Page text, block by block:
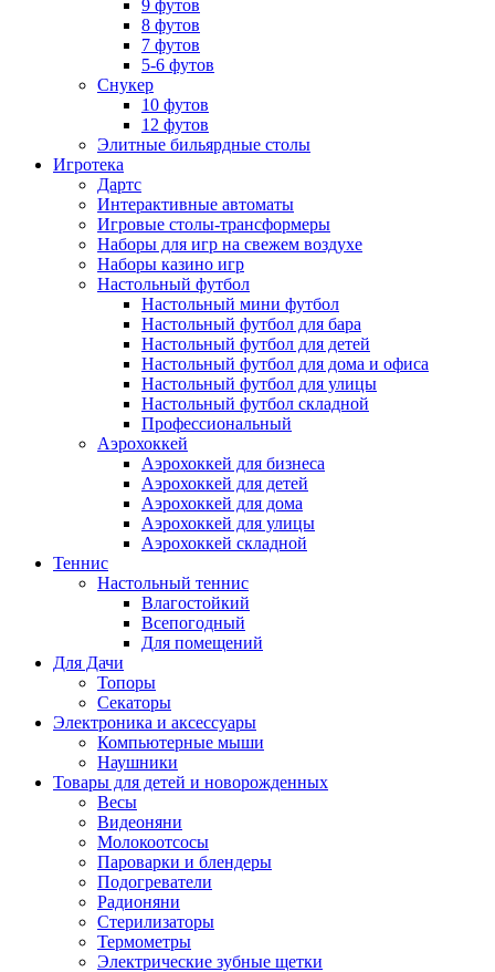
9 футов
8 футов
7 футов
5-6 футов
Снукер
10 футов
12 футов
Элитные бильярдные столы
Игротека
Дартс
Интерактивные автоматы
Игровые столы-трансформеры
Наборы для игр на свежем воздухе
Наборы казино игр
Настольный футбол
Настольный мини футбол
Настольный футбол для бара
Настольный футбол для детей
Настольный футбол для дома и офиса
Настольный футбол для улицы
Настольный футбол складной
Профессиональный
Аэрохоккей
Аэрохоккей для бизнеса
Аэрохоккей для детей
Аэрохоккей для дома
Аэрохоккей для улицы
Аэрохоккей складной
Теннис
Настольный теннис
Влагостойкий
Всепогодный
Для помещений
Для Дачи
Топоры
Секаторы
Электроника и аксессуары
Компьютерные мыши
Наушники
Товары для детей и новорожденных
Весы
Видеоняни
Молокоотсосы
Пароварки и блендеры
Подогреватели
Радионяни
Стерилизаторы
Термометры
Электрические зубные щетки